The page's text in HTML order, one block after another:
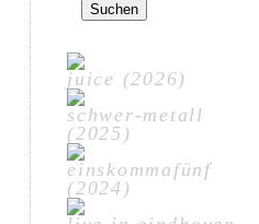
nach:
juice (2026)
schwer-metall
(2025)
einskommafünf
(2024)